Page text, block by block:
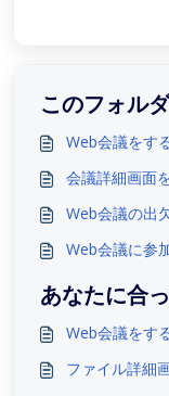
このフォル
Web会議をす
会議詳細画面
Web会議の出
Web会議に参
あなたに合
Web会議をす
ファイル詳細